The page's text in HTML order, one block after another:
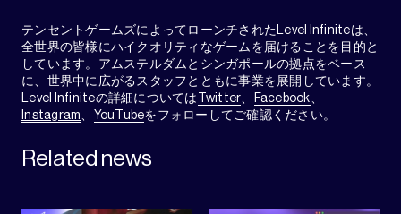
テンセントゲームズによってローンチされたLevel Infiniteは、
全世界の皆様にハイクオリティなゲームを届けることを目的と
しています。アムステルダムとシンガポールの拠点をベース
に、世界中に広がるスタッフとともに事業を展開しています。
Level Infiniteの詳細については
Twitter、 Facebook、
Instagram、 YouTubeをフォローしてご確認ください。
Related news